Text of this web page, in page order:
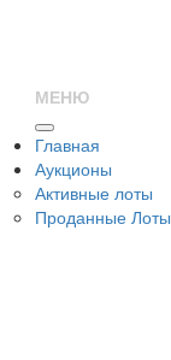
МЕНЮ
Главная
Аукционы
Активные лоты
Проданные Лоты